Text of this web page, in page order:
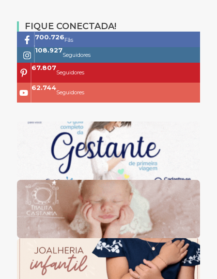
FIQUE CONECTADA!
761.659Fãs
118.399
Seguidores
73.704
Seguidores
68.200
Seguidores